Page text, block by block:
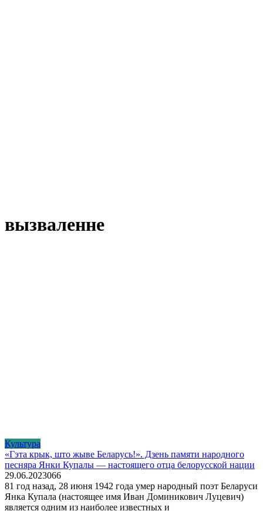
вызваленне
Культура
«Гэта крык, што жыве Беларусь!». Дзень памяти народного
песняра Янки Купалы — настоящего отца белорусской нации
29.06.2023066
81 год назад, 28 июня 1942 года умер народный поэт Беларуси
Янка Купала (настоящее имя Иван Доминикович Луцевич)
является одним из наиболее известных и